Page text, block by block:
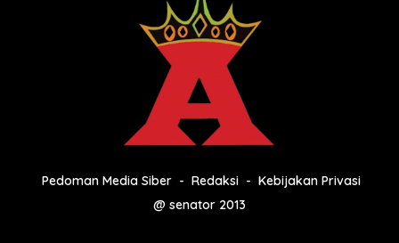
Pedoman Media Siber Redaksi
Kebijakan Privasi
@ senator 2013